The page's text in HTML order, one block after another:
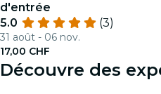
d'entrée
5.0
(3)
31 août - 06 nov.
17,00 CHF
Découvre des